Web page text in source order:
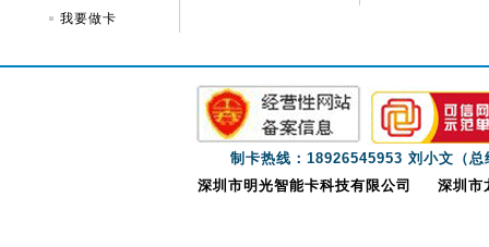
我要做卡
制卡热线：18926545953 刘小文（
深圳市明光智能卡科技有限公司
深圳市